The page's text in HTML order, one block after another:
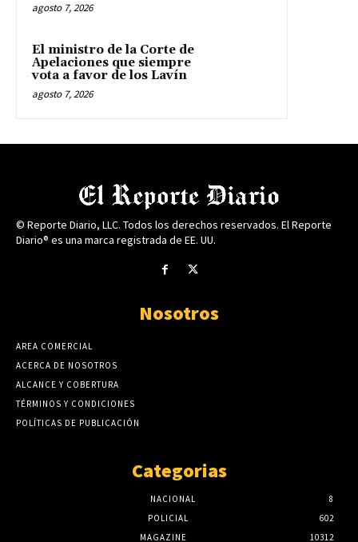
agosto 7, 2026
El ministro de la Corte de
Apelaciones que siempre
vota a favor de los Lavín
agosto 7, 2026
© Reporte Diario, LLC. Todos los derechos reservados. El Reporte
Diario® es una marca registrada de EE. UU.
Nosotros
AREA COMERCIAL
ACERCA DE NOSOTROS
ALCANCE Y COBERTURA
TÉRMINOS Y CONDICIONES
POLÍTICAS DE PUBLICACIÓN
Categorias
NACIONAL
8
POLICIAL
602
MAGAZINE
10312